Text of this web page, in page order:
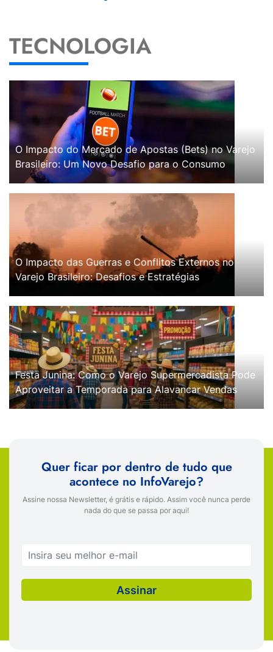
TECNOLOGIA
O Impacto do Mercado de Apostas (Bets) no Varejo
Brasileiro: Um Novo Desafio para o Consumo
O Impacto das Guerras e Conflitos Externos no
Varejo Brasileiro: Desafios e Estratégias
Festa Junina: Como o Varejo Supermercadista Pode
Aproveitar a Temporada para Alavancar Vendas
Quer ficar por dentro de tudo que
acontece no InfoVarejo?
Assine nossa Newsletter, é grátis e rápido. Assim você nunca perde
nada do que se passa por aqui!